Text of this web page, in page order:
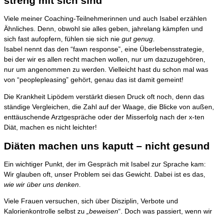
Viele meiner Coaching-Teilnehmerinnen und auch Isabel erzählen
Ähnliches. Denn, obwohl sie alles geben, jahrelang kämpfen und
sich fast aufopfern, fühlen sie sich nie gut genug
Isabel nennt das den “fawn response”, eine Überlebensstrategie,
bei der wir es allen recht machen wollen, nur um dazuzugehören,
nur um angenommen zu werden. Vielleicht hast du schon mal was
von “peoplepleasing” gehört, genau das ist damit gemeint!
Die Krankheit Lipödem verstärkt diesen Druck oft noch, denn das
ständige Vergleichen, die Zahl auf der Waage, die Blicke von außen,
enttäuschende Arztgespräche oder der Misserfolg nach der x-ten
Diät, machen es nicht leichter!
Diäten machen uns kaputt – nicht gesund
Ein wichtiger Punkt, der im Gespräch mit Isabel zur Sprache kam:
Wir glauben oft, unser Problem sei das Gewicht. Dabei ist es das,
wie wir über uns denken
Viele Frauen versuchen, sich über Disziplin, Verbote und
Kalorienkontrolle selbst zu „beweisen“. Doch was passiert, wenn wir